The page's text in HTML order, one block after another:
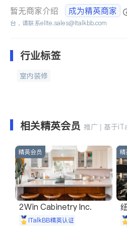
暂无商家介绍 成为精英商家
台，请联系elite.sales@italkbb.com
行业标签
室内装修
相关精英会员 推广 | 基于
精英会员
2Win Cabinetry Inc.
iTalkBB精英认证
精